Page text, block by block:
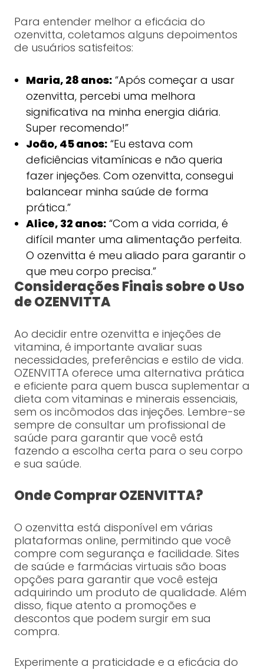
Para entender melhor a eficácia do
ozenvitta, coletamos alguns depoimentos
de usuários satisfeitos:
Maria, 28 anos:“Após começar a usar
ozenvitta, percebi uma melhora
significativa na minha energia diária.
Super recomendo!”
João, 45 anos:“Eu estava com
deficiências vitamínicas e não queria
fazer injeções. Com ozenvitta, consegui
balancear minha saúde de forma
prática.”
Alice, 32 anos:“Com a vida corrida, é
difícil manter uma alimentação perfeita.
O ozenvitta é meu aliado para garantir o
que meu corpo precisa.”
Considerações Finais sobre o Uso
de OZENVITTA
Ao decidir entre ozenvitta e injeções de
vitamina, é importante avaliar suas
necessidades, preferências e estilo de vida.
OZENVITTA oferece uma alternativa prática
e eficiente para quem busca suplementar a
dieta com vitaminas e minerais essenciais,
sem os incômodos das injeções. Lembre-se
sempre de consultar um profissional de
saúde para garantir que você está
fazendo a escolha certa para o seu corpo
e sua saúde.
Onde Comprar OZENVITTA?
O ozenvitta está disponível em várias
plataformas online, permitindo que você
compre com segurança e facilidade. Sites
de saúde e farmácias virtuais são boas
opções para garantir que você esteja
adquirindo um produto de qualidade. Além
disso, fique atento a promoções e
descontos que podem surgir em sua
compra.
Experimente a praticidade e a eficácia do